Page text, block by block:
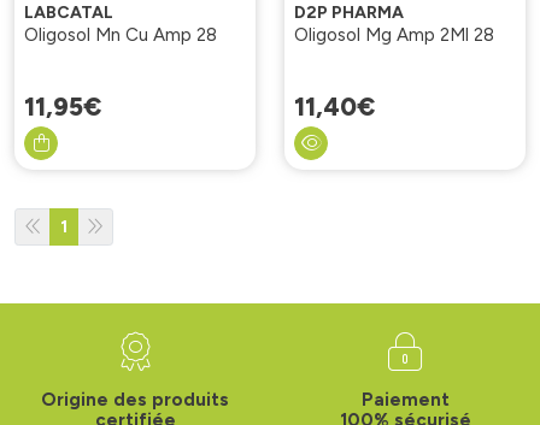
LABCATAL
Oligosol Mn Cu Amp 28
11,95€
D2P PHARMA
Oligosol Mg Amp 2Ml 28
11,40€
1
Origine des produits
certifiée
Paiement
100% sécurisé